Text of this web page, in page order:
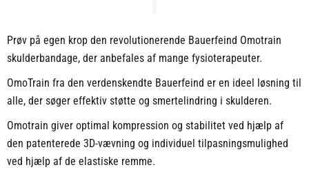
Prøv på egen krop den revolutionerende Bauerfeind Omotrain
skulderbandage, der anbefales af mange fysioterapeuter.
OmoTrain fra den verdenskendte Bauerfeind er en ideel løsning til
alle, der søger effektiv støtte og smertelindring i skulderen.
Omotrain giver optimal kompression og stabilitet ved hjælp af
den patenterede 3D-vævning og individuel tilpasningsmulighed
ved hjælp af de elastiske remme.